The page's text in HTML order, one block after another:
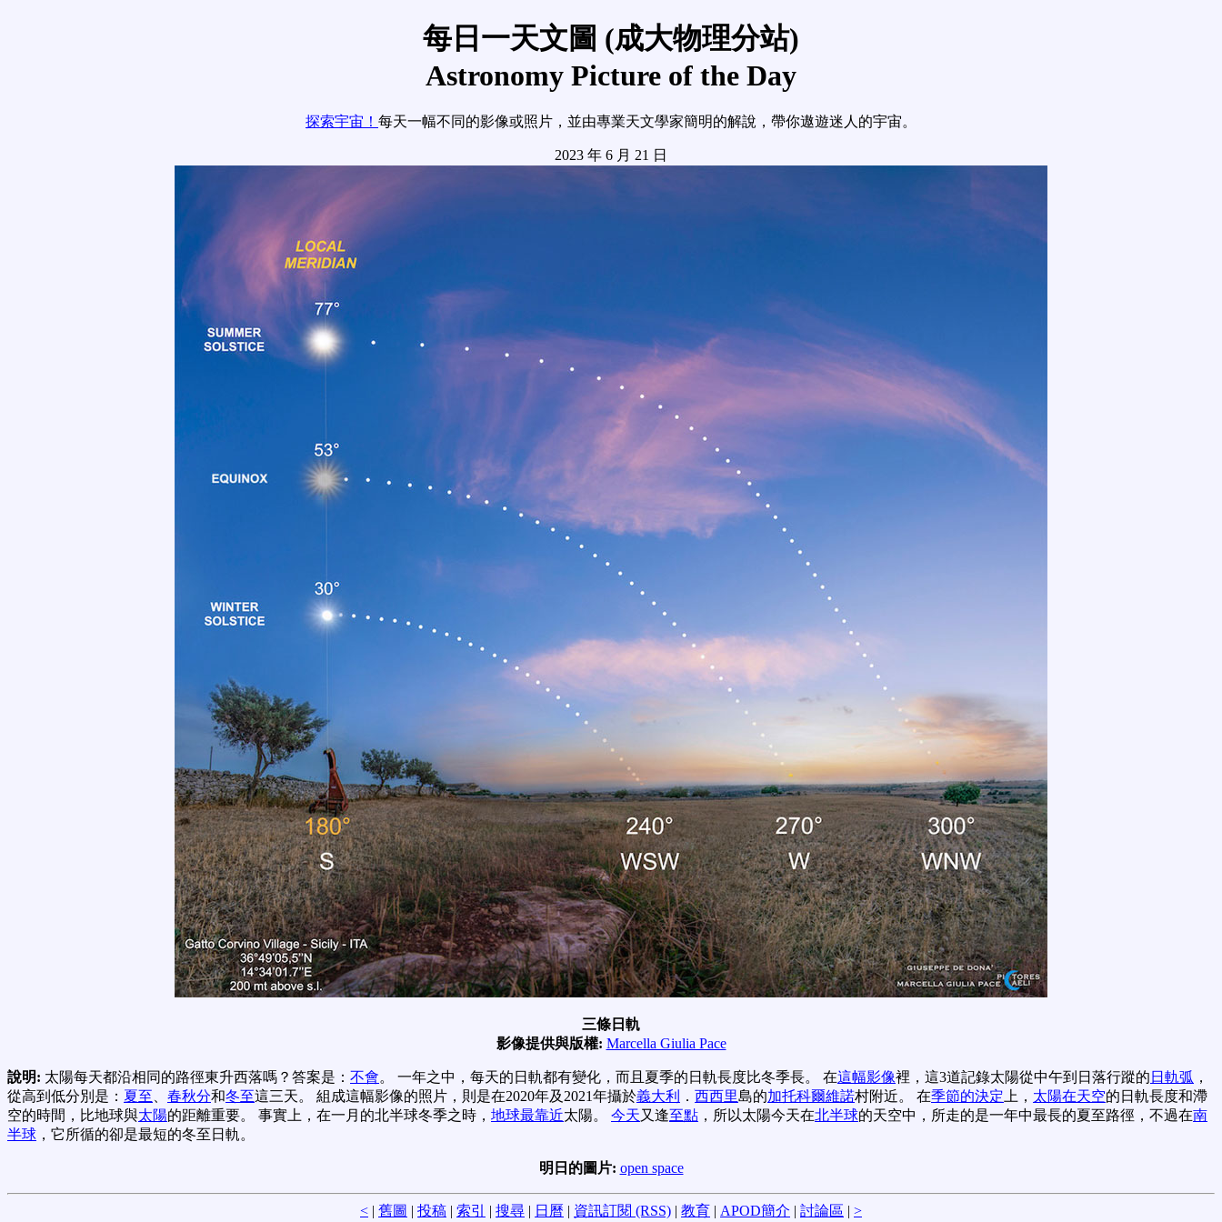
每日一天文圖 (成大物理分站)
Astronomy Picture of the Day
探索宇宙！ 每天一幅不同的影像或照片，並由專業天文學家簡明的解說，帶你遨遊迷人的宇宙。
2023 年 6 月 21 日
三條日軌
影像提供與版權: Marcella Giulia Pace
說明: 太陽每天都沿相同的路徑東升西落嗎？答案是： 不會。 一年之中，每天的日軌都有變化，而且夏季的日軌長度比冬季長。 在這幅影像裡，這3道記錄太陽從中午到日落行蹤的 日軌弧 ，
從高到低分別是： 夏至 春秋分和冬至這三天。 組成這幅影像的照片，則是在2020年及2021年攝於義大利 ． 西西里島的加托科爾維諾村附近。 在季節的決定 上， 太陽在天空的日軌長度和滯
空的時間，比地球與太陽的距離重要。 事實上，在一月的北半球冬季之時， 地球最靠近太陽。 今天又逢至點 ，所以太陽今天在北半球的天空中，所走的是一年中最長的夏至路徑，不過在南
半球 ，它所循的卻是最短的冬至日軌。
明日的圖片: open space
< | 舊圖 | 投稿 | 索引 | 搜尋 | 日曆 | 資訊訂閱 (RSS) | 教育 | APOD簡介 | 討論區 | >